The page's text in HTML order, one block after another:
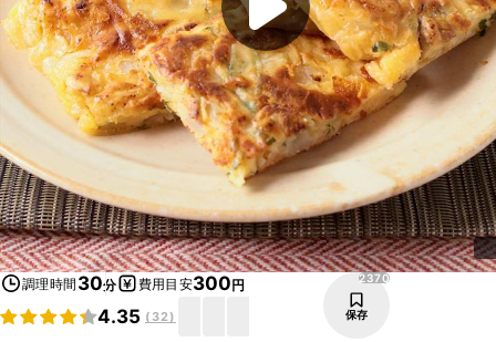
調理時間 30分 費用目安300円
4.35 ( 32)
2370
保存